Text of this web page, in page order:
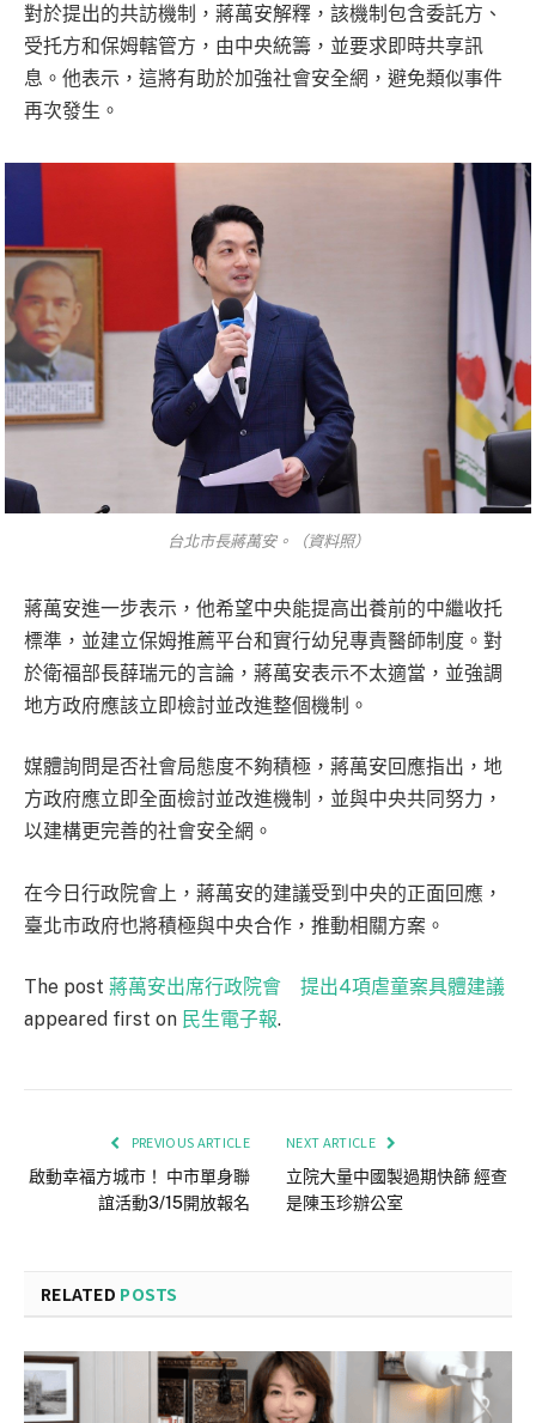
對於提出的共訪機制，蔣萬安解釋，該機制包含委託方、
受托方和保姆轄管方，由中央統籌，並要求即時共享訊
息。他表示，這將有助於加強社會安全網，避免類似事件
再次發生。
台北市長蔣萬安。（資料照）
蔣萬安進一步表示，他希望中央能提高出養前的中繼收托
標準，並建立保姆推薦平台和實行幼兒專責醫師制度。對
於衛福部長薛瑞元的言論，蔣萬安表示不太適當，並強調
地方政府應該立即檢討並改進整個機制。
媒體詢問是否社會局態度不夠積極，蔣萬安回應指出，地
方政府應立即全面檢討並改進機制，並與中央共同努力，
以建構更完善的社會安全網。
在今日行政院會上，蔣萬安的建議受到中央的正面回應，
臺北市政府也將積極與中央合作，推動相關方案。
The post 蔣萬安出席行政院會 提出4項虐童案具體建議
appeared first on 民生電子報.
PREVIOUS ARTICLE
啟動幸福方城市！ 中市單身聯
誼活動3/15開放報名
NEXT ARTICLE
立院大量中國製過期快篩 經查
是陳玉珍辦公室
RELATED POSTS